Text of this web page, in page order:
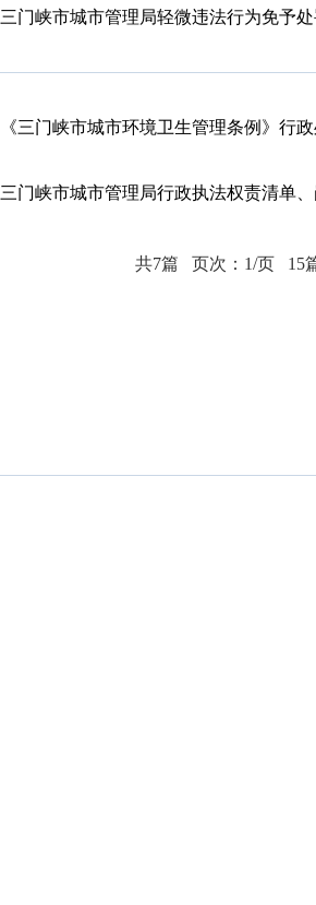
三门峡市城市管理局轻微违法行为免予
《三门峡市城市环境卫生管理条例》行
三门峡市城市管理局行政执法权责清单
共7篇 页次：1/页 15